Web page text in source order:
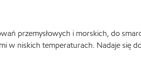
przemysłowych i morskich, do
w niskich temperaturach. Nadaje się